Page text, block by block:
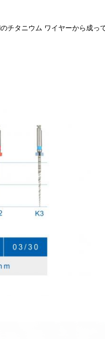
チタニウム ワイヤーから成っ